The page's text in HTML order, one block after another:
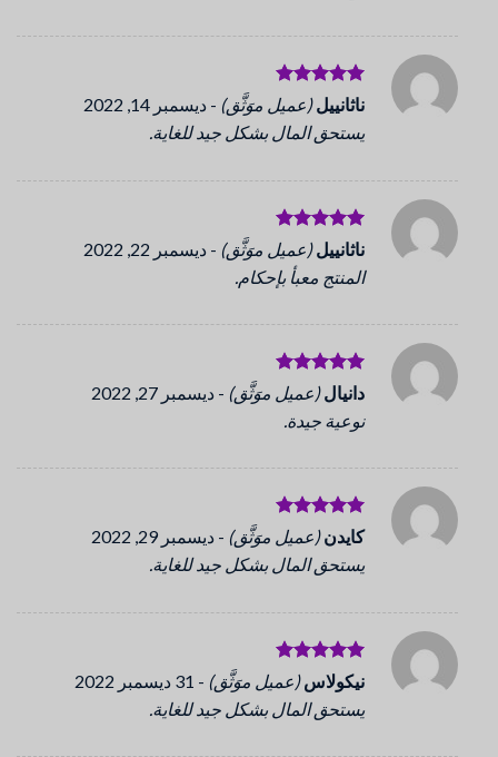
تم التقييم
5من 5
ناثانييل(عميل موَثَّق) - ديسمبر 14, 2022
يستحق المال بشكل جيد للغاية.
تم التقييم
5من 5
ناثانييل(عميل موَثَّق) - ديسمبر 22, 2022
المنتج معبأ بإحكام.
تم التقييم
5من 5
دانيال(عميل موَثَّق) - ديسمبر 27, 2022
نوعية جيدة.
تم التقييم
5من 5
كايدن(عميل موَثَّق) - ديسمبر 29, 2022
يستحق المال بشكل جيد للغاية.
تم التقييم
5من 5
نيكولاس(عميل موَثَّق) - 31 ديسمبر 2022
يستحق المال بشكل جيد للغاية.